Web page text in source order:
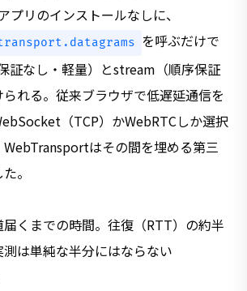
プリのインストールなしに、
を呼ぶだけで
証なし・軽量）とstream（順序保証
れる。従来ブラウザで低遅延通信を
（TCP）かWebRTCしか選択
はその間を埋める第三
。
くまでの時間。往復（RTT）の約半
は単純な半分にはならない